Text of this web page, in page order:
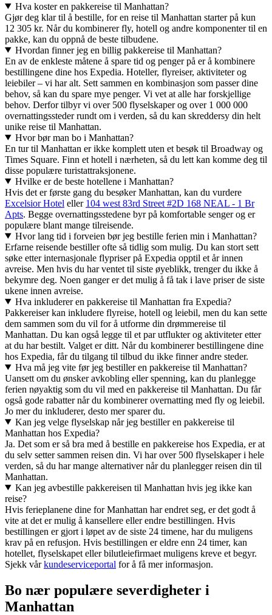
Hva koster en pakkereise til Manhattan?
Gjør deg klar til å bestille, for en reise til Manhattan starter på kun
12 305 kr. Når du kombinerer fly, hotell og andre komponenter til en
pakke, kan du oppnå de beste tilbudene.
Hvordan finner jeg en billig pakkereise til Manhattan?
En av de enkleste måtene å spare tid og penger på er å kombinere
bestillingene dine hos Expedia. Hoteller, flyreiser, aktiviteter og
leiebiler – vi har alt. Sett sammen en kombinasjon som passer dine
behov, så kan du spare mye penger. Vi vet at alle har forskjellige
behov. Derfor tilbyr vi over 500 flyselskaper og over 1 000 000
overnattingssteder rundt om i verden, så du kan skreddersy din helt
unike reise til Manhattan.
Hvor bør man bo i Manhattan?
En tur til Manhattan er ikke komplett uten et besøk til Broadway og
Times Square. Finn et hotell i nærheten, så du lett kan komme deg til
disse populære turistattraksjonene.
Hvilke er de beste hotellene i Manhattan?
Hvis det er første gang du besøker Manhattan, kan du vurdere
Excelsior Hotel eller 104 west 83rd Street #2D 168 NEAL - 1 Br
Apts. Begge overnattingsstedene byr på komfortable senger og er
populære blant mange tilreisende.
Hvor lang tid i forveien bør jeg bestille ferien min i Manhattan?
Erfarne reisende bestiller ofte så tidlig som mulig. Du kan stort sett
søke etter internasjonale flypriser på Expedia opptil et år innen
avreise. Men hvis du har ventet til siste øyeblikk, trenger du ikke å
bekymre deg. Noen ganger er det mulig å få tak i lave priser de siste
ukene innen avreise.
Hva inkluderer en pakkereise til Manhattan fra Expedia?
Pakkereiser kan inkludere flyreise, hotell og leiebil, men du kan sette
dem sammen som du vil for å utforme din drømmereise til
Manhattan. Du kan også legge til et par utflukter og aktiviteter etter
at du har bestilt. Valget er ditt. Når du kombinerer bestillingene dine
hos Expedia, får du tilgang til tilbud du ikke finner andre steder.
Hva må jeg vite før jeg bestiller en pakkereise til Manhattan?
Uansett om du ønsker avkobling eller spenning, kan du planlegge
ferien nøyaktig som du vil med en pakkereise til Manhattan. Du får
også gode rabatter når du kombinerer overnatting med fly og leiebil.
Jo mer du inkluderer, desto mer sparer du.
Kan jeg velge flyselskap når jeg bestiller en pakkereise til
Manhattan hos Expedia?
Ja. Det som er så bra med å bestille en pakkereise hos Expedia, er at
du selv setter sammen reisen din. Vi har over 500 flyselskaper i hele
verden, så du har mange alternativer når du planlegger reisen din til
Manhattan.
Kan jeg avbestille pakkereisen til Manhattan hvis jeg ikke kan
reise?
Hvis ferieplanene dine for Manhattan har endret seg, er det godt å
vite at det er mulig å kansellere eller endre bestillingen. Hvis
bestillingen er gjort i løpet av de siste 24 timene, har du muligens
krav på en refusjon. Hvis bestillingen er eldre enn 24 timer, kan
hotellet, flyselskapet eller bilutleiefirmaet muligens kreve et begyr.
Sjekk vårkundeserviceportal for å få mer informasjon.
Bo nær populære severdigheter i
Manhattan